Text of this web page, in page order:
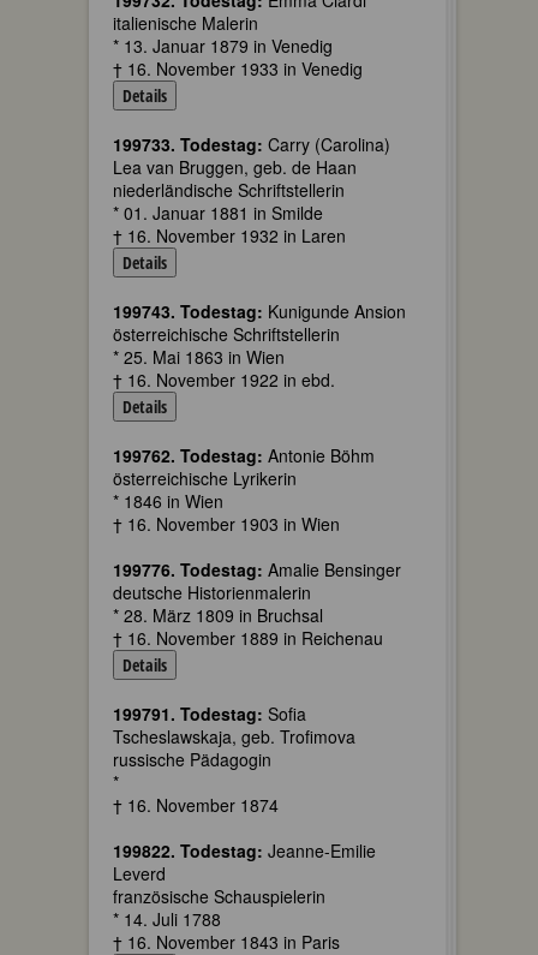
italienische Malerin
* 13. Januar 1879 in Venedig
† 16. November 1933 in Venedig
Details
199733. Todestag: Carry (Carolina)
Lea van Bruggen, geb. de Haan
niederländische Schriftstellerin
* 01. Januar 1881 in Smilde
† 16. November 1932 in Laren
Details
199743. Todestag: Kunigunde Ansion
österreichische Schriftstellerin
* 25. Mai 1863 in Wien
† 16. November 1922 in ebd.
Details
199762. Todestag: Antonie Böhm
österreichische Lyrikerin
* 1846 in Wien
† 16. November 1903 in Wien
199776. Todestag: Amalie Bensinger
deutsche Historienmalerin
* 28. März 1809 in Bruchsal
† 16. November 1889 in Reichenau
Details
199791. Todestag: Sofia
Tscheslawskaja, geb. Trofimova
russische Pädagogin
*
† 16. November 1874
199822. Todestag: Jeanne-Emilie
Leverd
französische Schauspielerin
* 14. Juli 1788
† 16. November 1843 in Paris